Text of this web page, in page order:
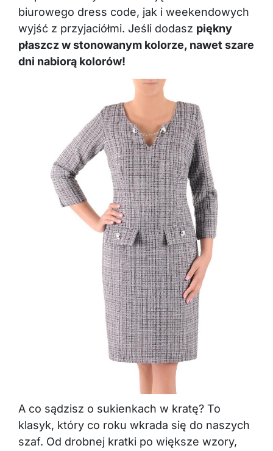
biurowego dress code, jak i weekendowych
wyjść z przyjaciółmi. Jeśli dodasz piękny
płaszcz w stonowanym kolorze, nawet szare
dni nabiorą kolorów!
A co sądzisz o sukienkach w kratę? To
klasyk, który co roku wkrada się do naszych
szaf. Od drobnej kratki po większe wzory,